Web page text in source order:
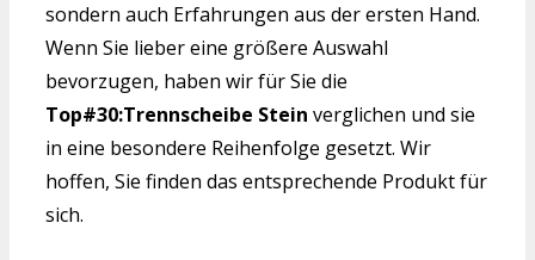
sondern auch Erfahrungen aus der ersten Hand.
Wenn Sie lieber eine größere Auswahl
bevorzugen, haben wir für Sie die
Top#30:Trennscheibe Stein verglichen und sie
in eine besondere Reihenfolge gesetzt. Wir
hoffen, Sie finden das entsprechende Produkt für
sich.